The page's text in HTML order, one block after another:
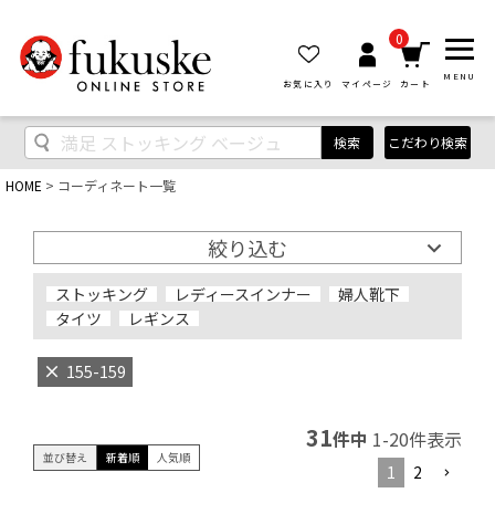
お気に入り マイページ
0
カート
MENU
検索 こだわり検索
HOME コーディネート一覧
絞り込む
ストッキング レディースインナー
婦人靴下
タイツ
レギンス
155-159
並び替え 新着順 人気順
31件中 1-20件表示
1 2